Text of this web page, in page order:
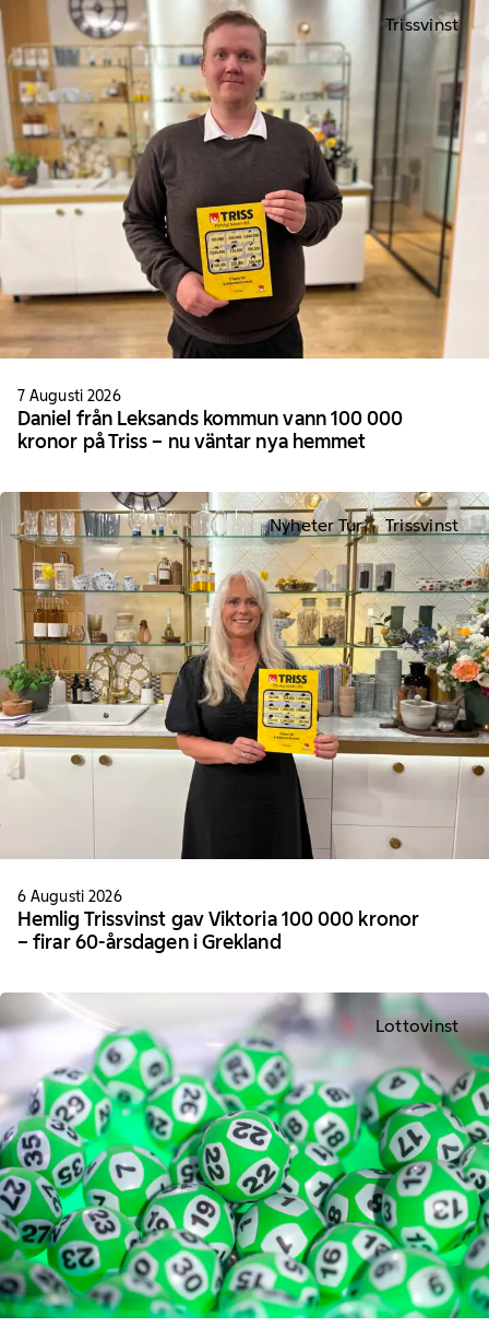
Trissvinst
7 Augusti 2026
Daniel från Leksands kommun vann 100 000
kronor på Triss – nu väntar nya hemmet
Nyheter Tur Trissvinst
6 Augusti 2026
Hemlig Trissvinst gav Viktoria 100 000 kronor
– firar 60-årsdagen i Grekland
Lottovinst